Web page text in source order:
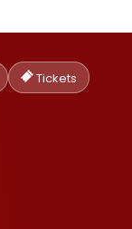
Tickets